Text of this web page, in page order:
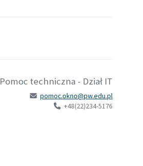
Pomoc techniczna - Dział IT
pomoc.okno@pw.edu.pl
+48(22)234-5176